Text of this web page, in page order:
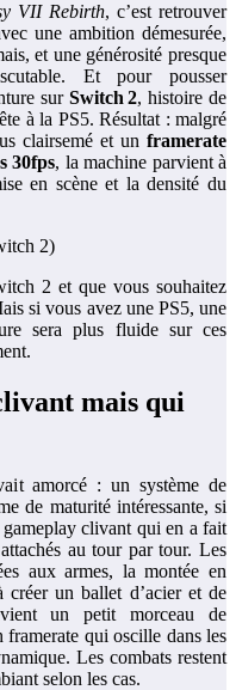
VII Rebirth, c’est retrouver
une ambition démesurée,
et une générosité presque
Et pour pousser
sur Switch 2, histoire de
à la PS5. Résultat : malgré
clairsemé et un framerate
30fps, la machine parvient à
en scène et la densité du
2 et que vous souhaitez
si vous avez une PS5, une
sera plus fluide sur ces
mais qui
amorcé : un système de
de maturité intéressante, si
clivant qui en a fait
au tour par tour. Les
aux armes, la montée en
un ballet d’acier et de
un petit morceau de
qui oscille dans les
Les combats restent
selon les cas.